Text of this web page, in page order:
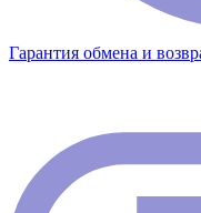
Гарантия обмена и